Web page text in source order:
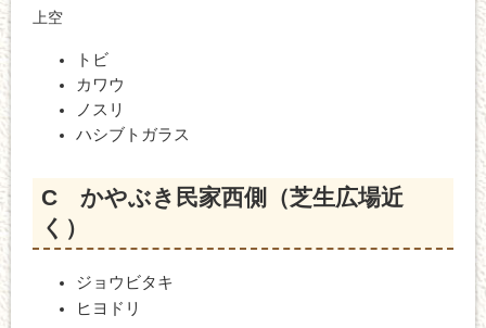
上空
トビ
カワウ
ノスリ
ハシブトガラス
​C かやぶき民家西側（芝生広場近
く）
ジョウビタキ
ヒヨドリ